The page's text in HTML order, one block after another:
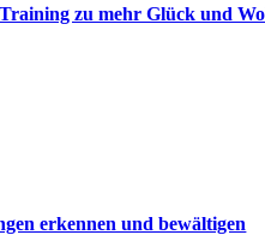
zu mehr Glück und
erkennen und bewältigen